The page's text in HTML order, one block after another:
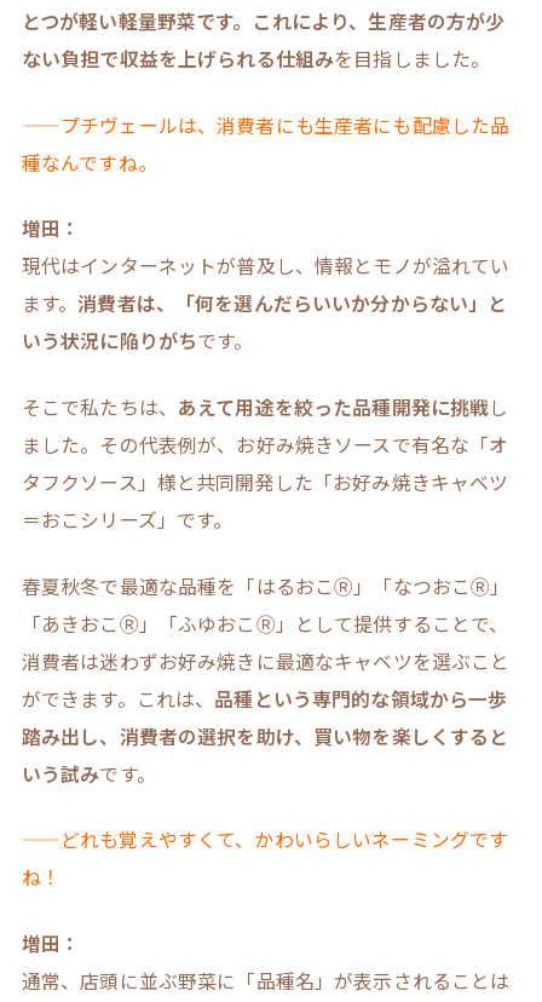
とつが軽い軽量野菜です。これにより、生産者の方が少
ない負担で収益を上げられる仕組みを目指しました。
——プチヴェールは、消費者にも生産者にも配慮した品
種なんですね。
増田：
現代はインターネットが普及し、情報とモノが溢れてい
ます。消費者は、「何を選んだらいいか分からない」と
いう状況に陥りがちです。
そこで私たちは、 あえて用途を絞った品種開発に挑戦し
ました。その代表例が、お好み焼きソースで有名な「オ
タフクソース」様と共同開発した「お好み焼きキャベツ
＝おこシリーズ」です。
春夏秋冬で最適な品種を「はるおこⓇ」「なつおこⓇ」
「あきおこⓇ」「ふゆおこⓇ」として提供することで、
消費者は迷わずお好み焼きに最適なキャベツを選ぶこと
ができます。これは、 品種という専門的な領域から一歩
踏み出し、消費者の選択を助け、買い物を楽しくすると
いう試みです。
——どれも覚えやすくて、かわいらしいネーミングです
ね！
増田：
通常、店頭に並ぶ野菜に「品種名」が表示されることは